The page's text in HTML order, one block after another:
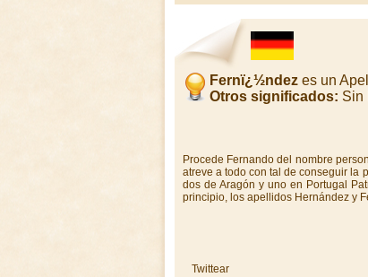
Fernï¿½ndezes un
Otros significados: Sin
Procede Fernando del nombre
atreve a todo con tal de conseguir la
dos de Aragón y uno en Portugal
principio, los apellidos Hernández y
Twittear